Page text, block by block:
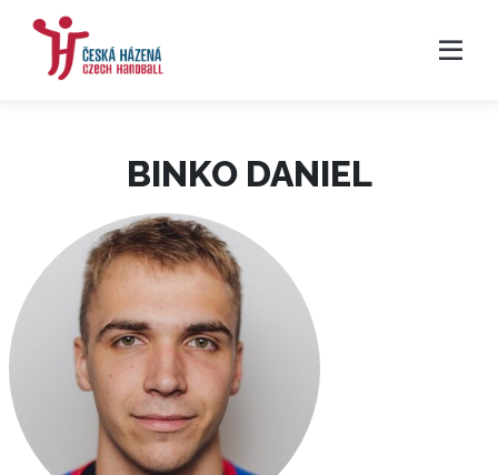
BINKO DANIEL